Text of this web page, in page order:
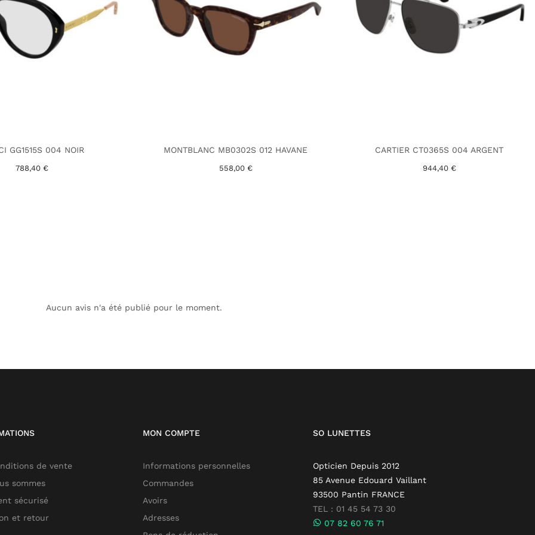
GG1515S 004 NOIR
788,40 €
MONTBLANC MB0302S 012 HAVANE
558,00 €
CARTIER CT0365S 004 ARGENT
944,40 €
Aucun avis n'a été publié pour le moment.
de vente
sommes
sécurisé
et retour
MON COMPTE
Informations personnelles
Commandes
Avoirs
Adresses
SO LUNETTES
Opticien Depuis 2012
85 Avenue Edouard Vaillant
93500 Pantin FRANCE
TEL : 01 45 54 73 30
07 82 60 76 71